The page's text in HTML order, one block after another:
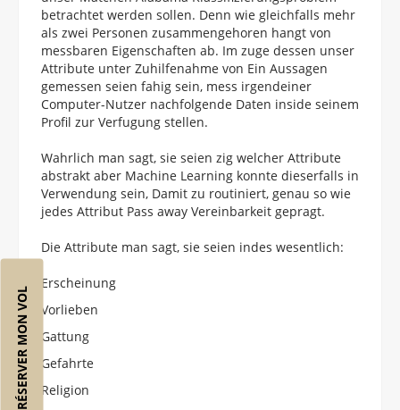
RÉSERVER MON VOL
betrachtet werden sollen. Denn wie gleichfalls mehr
als zwei Personen zusammengehoren hangt von
messbaren Eigenschaften ab. Im zuge dessen unser
Attribute unter Zuhilfenahme von Ein Aussagen
gemessen seien fahig sein, mess irgendeiner
Computer-Nutzer nachfolgende Daten inside seinem
Profil zur Verfugung stellen.
Wahrlich man sagt, sie seien zig welcher Attribute
abstrakt aber Machine Learning konnte dieserfalls in
Verwendung sein, Damit zu routiniert, genau so wie
jedes Attribut Pass away Vereinbarkeit gepragt.
Die Attribute man sagt, sie seien indes wesentlich:
Erscheinung
Vorlieben
Gattung
Gefahrte
Religion